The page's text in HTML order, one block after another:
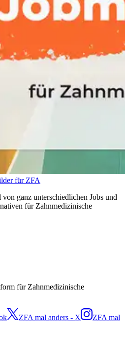
für ZFA
ganz unterschiedlichen Jobs und
für Zahnmedizinische
für Zahnmedizinische
ZFA mal anders - X
ZFA mal